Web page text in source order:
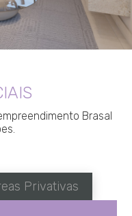
Brasal
Privativas